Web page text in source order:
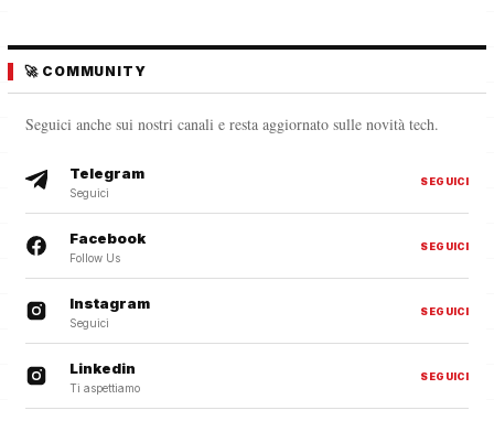
🚀 COMMUNITY
Seguici anche sui nostri canali e resta aggiornato sulle novità tech.
Telegram
Seguici
SEGUICI
Facebook
Follow Us
SEGUICI
Instagram
Seguici
SEGUICI
Linkedin
Ti aspettiamo
SEGUICI